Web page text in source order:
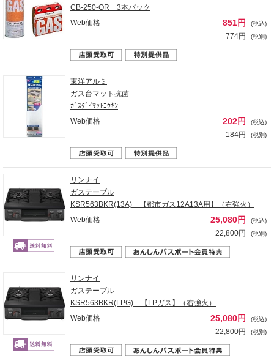
CB-250-OR 3本パック
Web価格
851円 (税込)
774円 (税別)
東洋アルミ
ガス台マット抗菌
ｶﾞｽﾀﾞｲﾏｯﾄｺｳｷﾝ
Web価格
202円 (税込)
184円 (税別)
リンナイ
ガステーブル
KSR563BKR(13A) 【都市ガス12A13A用】（右強火）
Web価格
25,080円 (税込)
22,800円 (税別)
リンナイ
ガステーブル
KSR563BKR(LPG) 【LPガス】（右強火）
Web価格
25,080円 (税込)
22,800円 (税別)